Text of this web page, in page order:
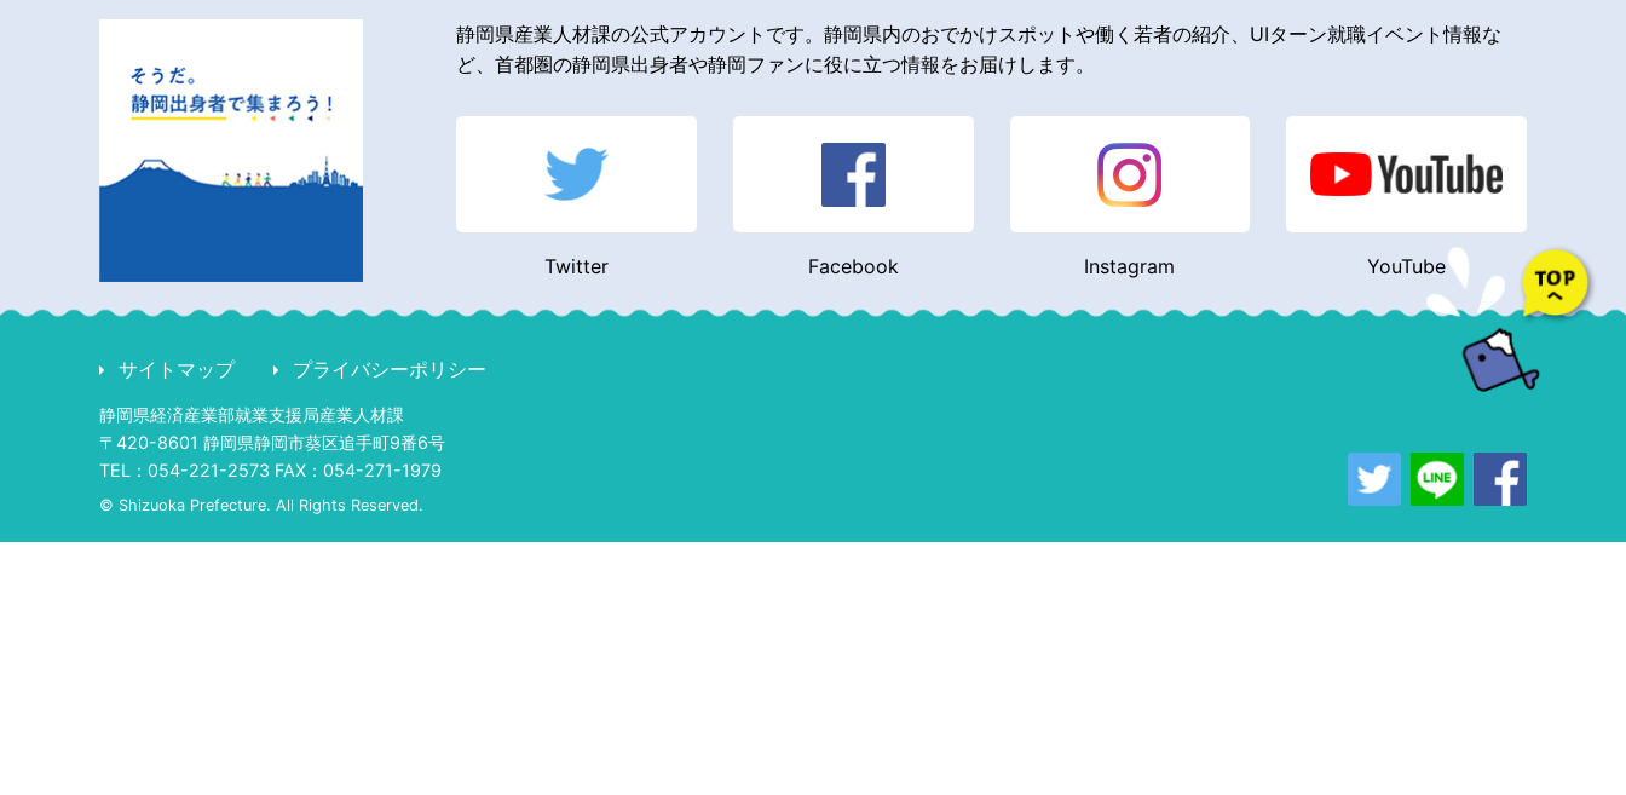
静岡県産業人材課の公式アカウントです。静岡県内のおでかけスポットや働く若者の紹介、UIターン就職イベント情報な
ど、首都圏の静岡県出身者や静岡ファンに役に立つ情報をお届けします。
Twitter Facebook Instagram YouTube
サイトマップ プライバシーポリシー
静岡県経済産業部就業支援局産業人材課
〒420-8601 静岡県静岡市葵区追手町9番6号
TEL：054-221-2573 FAX：054-271-1979
© Shizuoka Prefecture. All Rights Reserved.